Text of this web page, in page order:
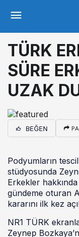
TÜRK
SÜRE
UZAK
BEĞEN
Podyumların
stüdyosunda
Erkekler hakkında
gündeme oturan
kararını ilk kez
NR1 TÜRK
Zeynep